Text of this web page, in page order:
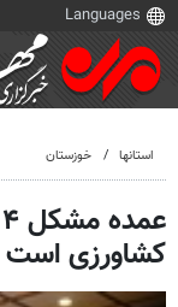
استانها خوزستان
کشاورزی است